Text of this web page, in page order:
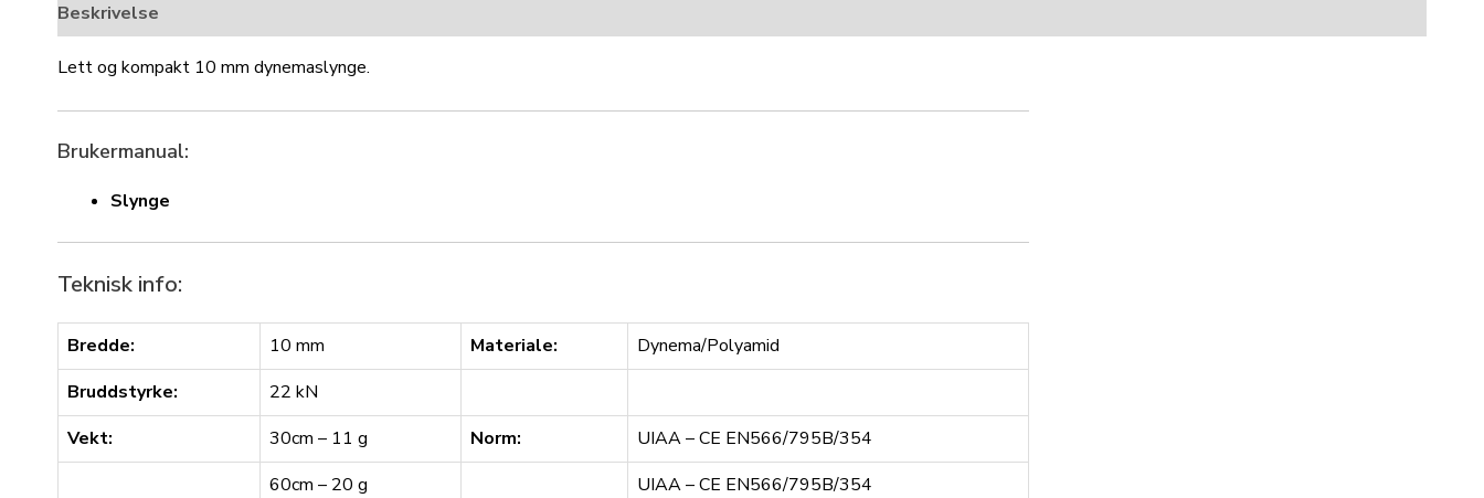
Beskrivelse
Lett og kompakt 10 mm dynemaslynge.
Brukermanual:
Slynge
Teknisk info:
Bredde: 10 mm Materiale:
Dynema/Polyamid
Bruddstyrke:
22 kN
Vekt:
30cm – 11 g Norm:
UIAA – CE EN566/795B/354
60cm – 20 g
UIAA – CE EN566/795B/354